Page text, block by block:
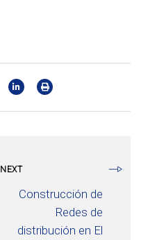
NEXT
Construcción de
Redes de
distribución en El